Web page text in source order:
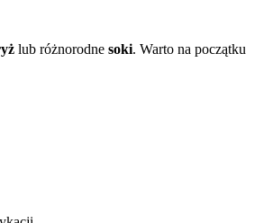
lub różnorodne soki. Warto na początku